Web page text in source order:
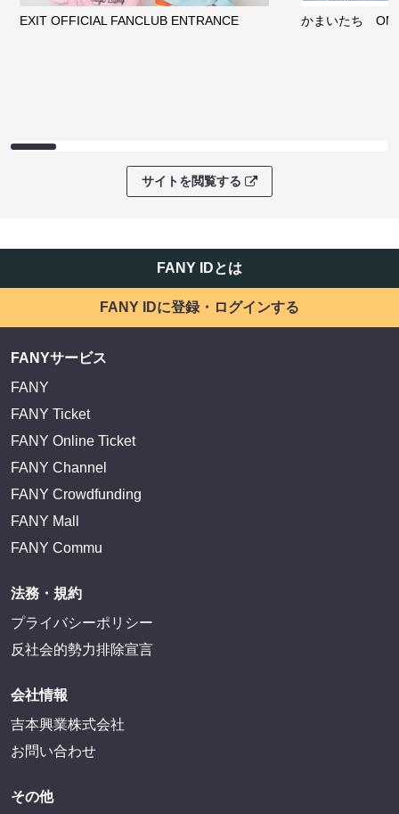
EXIT OFFICIAL FANCLUB ENTRANCE かまいたち
サイトを閲覧する
FANY IDとは
FANY IDに登録・ログインする
FANYサービス
FANY
FANY Ticket
FANY Online Ticket
FANY Channel
FANY Crowdfunding
FANY Mall
FANY Commu
法務・規約
プライバシーポリシー
反社会的勢力排除宣言
会社情報
吉本興業株式会社
お問い合わせ
その他